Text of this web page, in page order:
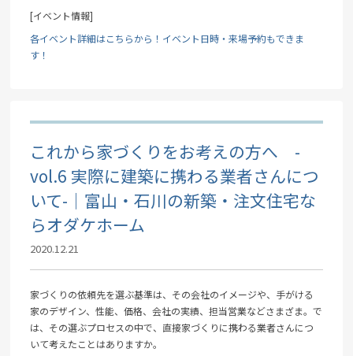
[イベント情報]
各イベント詳細はこちらから！イベント日時・来場予約もできま
す！
これから家づくりをお考えの方へ -
vol.6 実際に建築に携わる業者さんにつ
いて-｜富山・石川の新築・注文住宅な
らオダケホーム
2020.12.21
家づくりの依頼先を選ぶ基準は、その会社のイメージや、手がける
家のデザイン、性能、価格、会社の実績、担当営業などさまざま。で
は、その選ぶプロセスの中で、直接家づくりに携わる業者さんにつ
いて考えたことはありますか。